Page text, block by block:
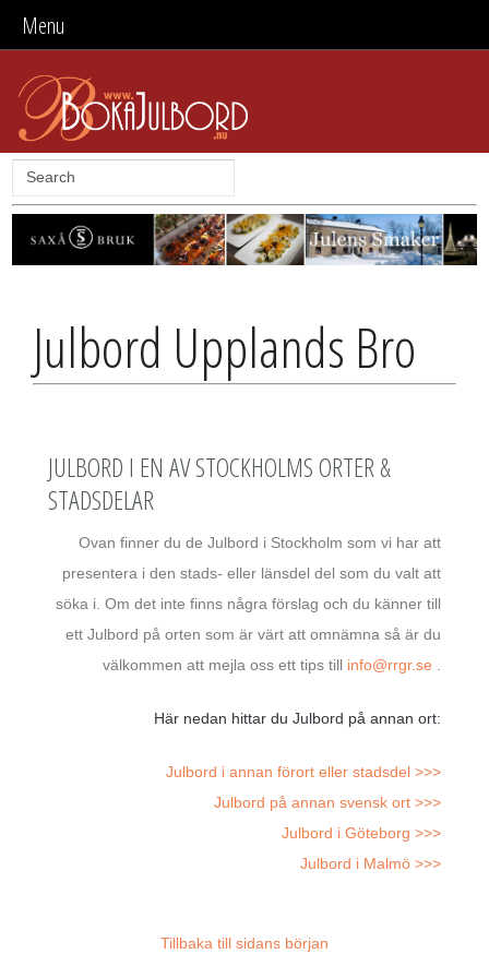
Menu
Julbord Upplands Bro
JULBORD I EN AV STOCKHOLMS ORTER &
STADSDELAR
Ovan finner du de Julbord i Stockholm som vi har att
presentera i den stads- eller länsdel del som du valt att
söka i. Om det inte finns några förslag och du känner till
ett Julbord på orten som är värt att omnämna så är du
välkommen att mejla oss ett tips till info@rrgr.se
Här nedan hittar du Julbord på annan ort:
Julbord i annan förort eller stadsdel >>>
Julbord på annan svensk ort >>>
Julbord i Göteborg >>>
Julbord i Malmö >>>
Tillbaka till sidans början